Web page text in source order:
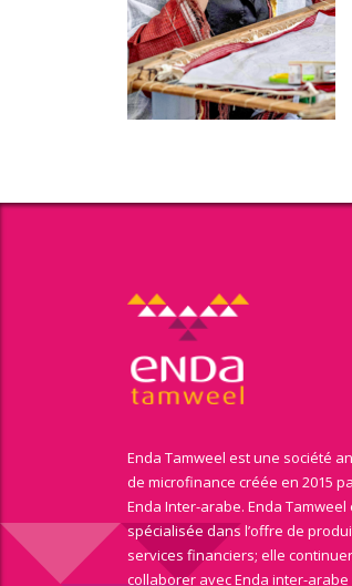
Enda Tamweel est une société
de microfinance créée en 2015
Enda Inter-arabe. Enda Tamweel
spécialisée dans l’offre de
services financiers; elle
collaborer avec Enda inter-